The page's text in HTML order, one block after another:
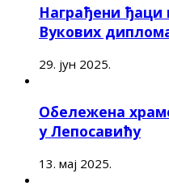
Награђени ђаци
Вукових
29. јун 2025.
Обележена
у Лепосавићу
13. мај 2025.